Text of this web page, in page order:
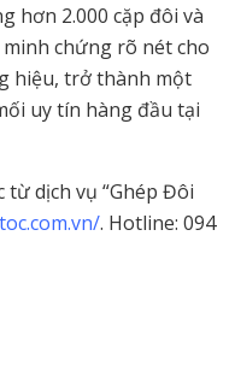
hơn 2.000 cặp đôi và
chứng rõ nét cho
hiệu, trở thành một
uy tín hàng đầu tại
dịch vụ “Ghép Đôi
. Hotline: 094